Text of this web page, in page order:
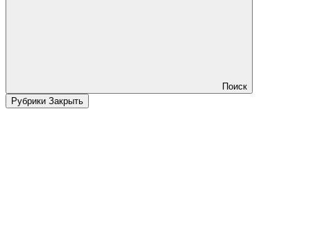
Поиск
Рубрики Закрыть